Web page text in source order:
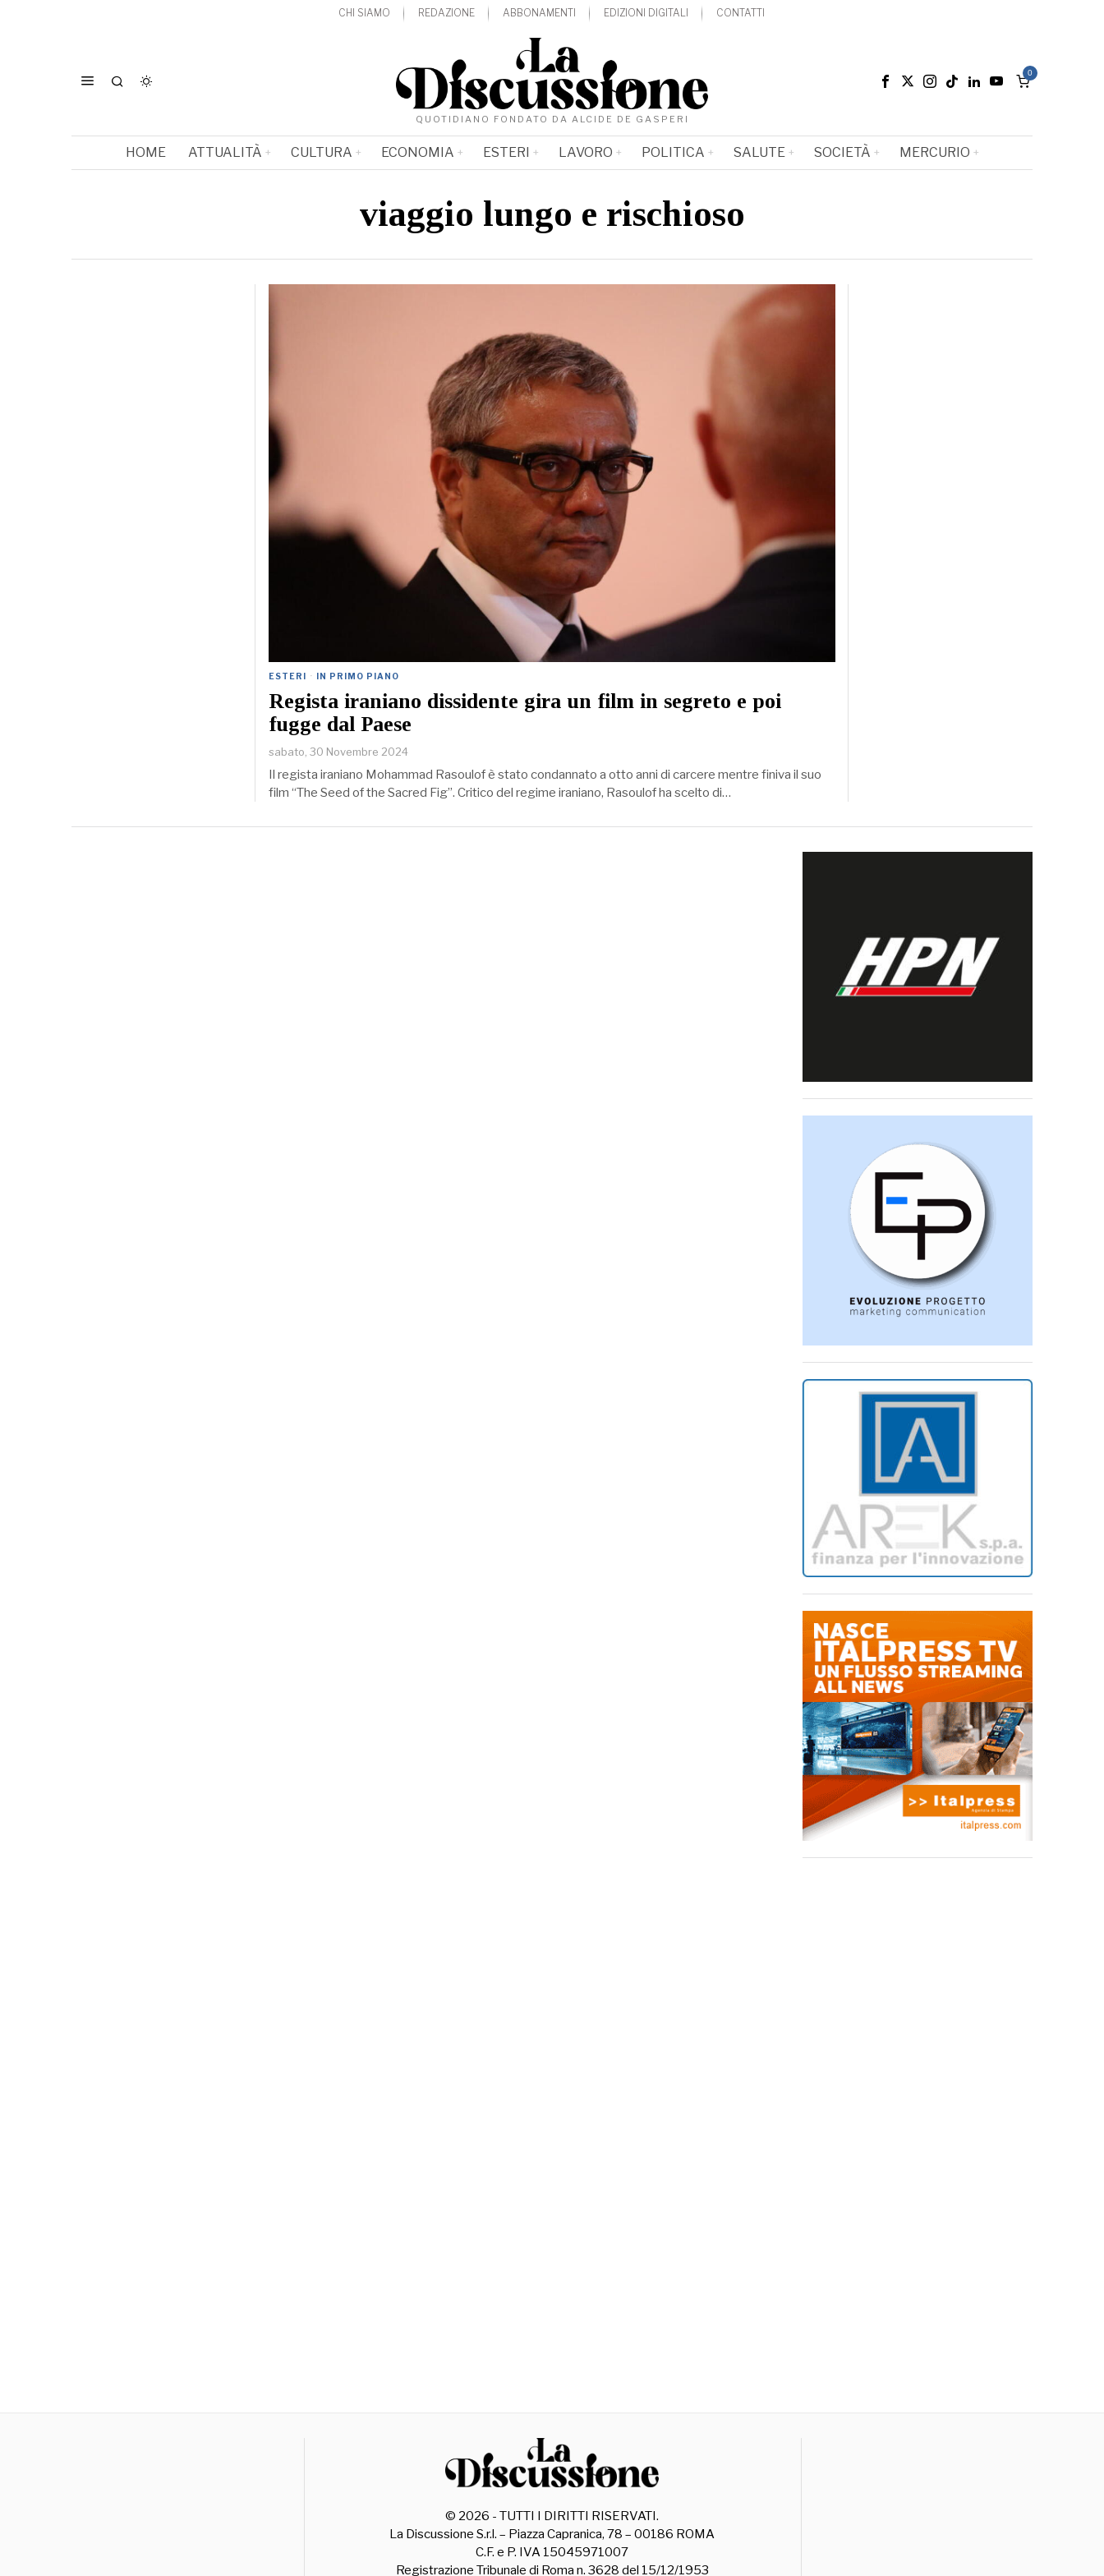
CHI SIAMO REDAZIONE ABBONAMENTI EDIZIONI DIGITALI CONTATTI
QUOTIDIANO FONDATO DA ALCIDE DE GASPERI
0
HOME ATTUALITÀ CULTURA ECONOMIA ESTERI LAVORO POLITICA SALUTE SOCIETÀ MERCURIO
viaggio lungo e rischioso
ESTERI · IN PRIMO PIANO
Regista iraniano dissidente gira un film in segreto e poi
fugge dal Paese
sabato, 30 Novembre 2024
Il regista iraniano Mohammad Rasoulof è stato condannato a otto anni di carcere mentre finiva il suo
film “The Seed of the Sacred Fig”. Critico del regime iraniano, Rasoulof ha scelto di…
© 2026 - TUTTI I DIRITTI RISERVATI.
La Discussione S.r.l. – Piazza Capranica, 78 – 00186 ROMA
C.F. e P. IVA 15045971007
Registrazione Tribunale di Roma n. 3628 del 15/12/1953